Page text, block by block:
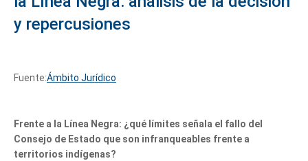
y repercusiones
Fuente:Ámbito Jurídico
Frente a la Línea Negra: ¿qué límites señala el fallo del
Consejo de Estado que son infranqueables frente a
territorios indígenas?